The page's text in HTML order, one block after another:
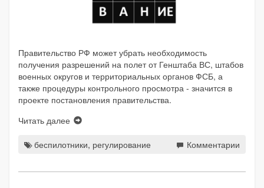
Правительство РФ может убрать необходимость
получения разрешений на полет от Генштаба ВС, штабов
военных округов и территориальных органов ФСБ, а
также процедуры контрольного просмотра - значится в
проекте постановления правительства.
Читать далее
беспилотники, регулирование Комментарии